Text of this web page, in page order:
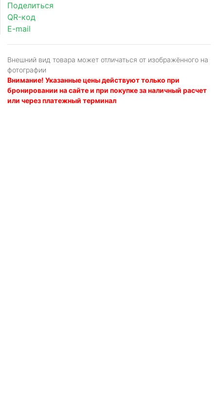
Поделиться
QR-код
E-mail
Внешний вид товара может отличаться от изображённого на
фотографии
Внимание! Указанные цены действуют только при
бронировании на сайте и при покупке за наличный расчет
или через платежный терминал